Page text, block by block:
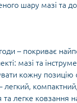
шару мазі та
– покриває
мазі та
кожну
легке ковзання